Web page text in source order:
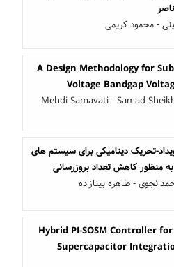
- محمود کریمی
A Design Methodology for
Voltage Bandgap
Mehdi Samavati - Samad
تحریک دینامیکی برای سیستم های
منظور کاهش تعداد بروزرسانی
- طاهره بینازاده
Hybrid PI-SOSM Controller
Supercapacitor